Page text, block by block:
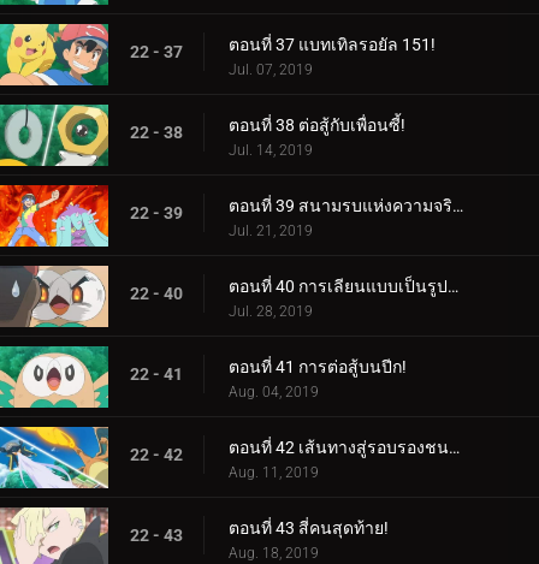
22 - 37 ตอนที่ 37 แบทเทิลรอยัล 151!
Jul. 07, 2019
22 - 38 ตอนที่ 38 ต่อสู้กับเพื่อนซี้!
Jul. 14, 2019
22 - 39 ตอนที่ 39 สนามรบแห่งความจริงและความรัก!
Jul. 21, 2019
22 - 40 ตอนที่ 40 การเลียนแบบเป็นรูปแบบกลยุทธ์ที่จริงใจที่สุด!
Jul. 28, 2019
22 - 41 ตอนที่ 41 การต่อสู้บนปีก!
Aug. 04, 2019
22 - 42 ตอนที่ 42 เส้นทางสู่รอบรองชนะเลิศ!
Aug. 11, 2019
22 - 43 ตอนที่ 43 สี่คนสุดท้าย!
Aug. 18, 2019